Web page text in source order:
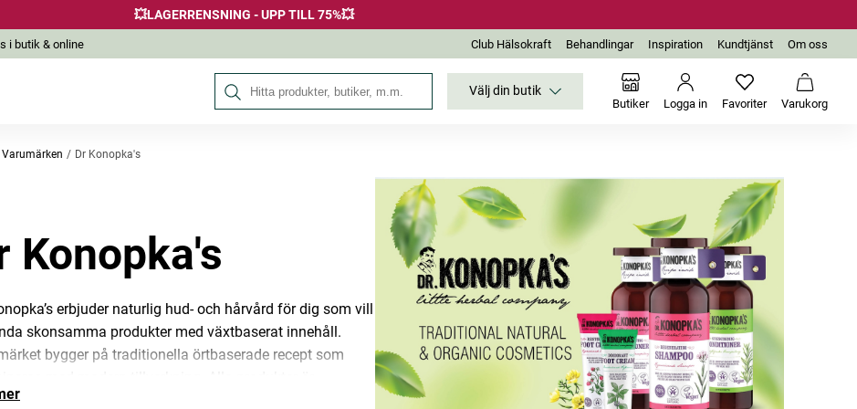
💥LAGERRENSNING - UPP TILL 75%💥
i butik & online Club Hälsokraft Behandlingar Inspiration Kundtjänst Om oss
Sök på Hälsokraft Välj din butik
Butiker Logga in FavoriterInga favoriter
Varukorg
Varumärken Dr Konopka's
Konopka's
erbjuder naturlig hud- och hårvård för dig som vill
skonsamma produkter med växtbaserat innehåll.
bygger på traditionella örtbaserade recept som
och innehåller minst 95 procent ingredienser med